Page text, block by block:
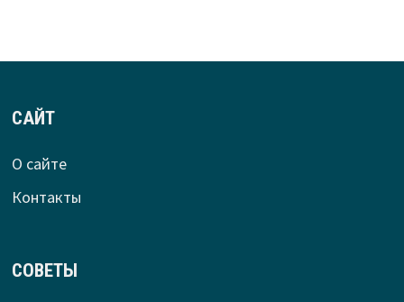
САЙТ
О сайте
Контакты
СОВЕТЫ